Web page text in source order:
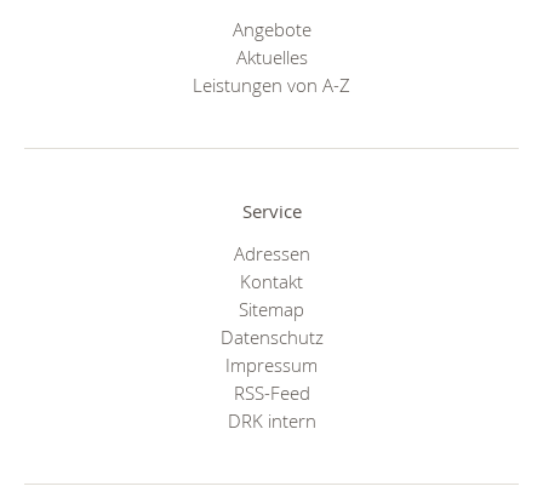
Angebote
Aktuelles
Leistungen von A-Z
Service
Adressen
Kontakt
Sitemap
Datenschutz
Impressum
RSS-Feed
DRK intern